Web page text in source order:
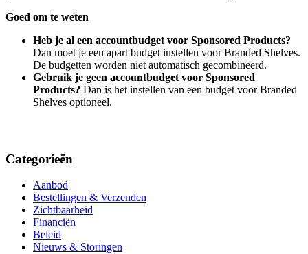
Goed om te weten
Heb je al een accountbudget voor Sponsored Products?
Dan moet je een apart budget instellen voor Branded Shelves.
De budgetten worden niet automatisch gecombineerd.
Gebruik je geen accountbudget voor Sponsored
Products? Dan is het instellen van een budget voor Branded
Shelves optioneel.
Categorieën
Aanbod
Bestellingen & Verzenden
Zichtbaarheid
Financiën
Beleid
Nieuws & Storingen